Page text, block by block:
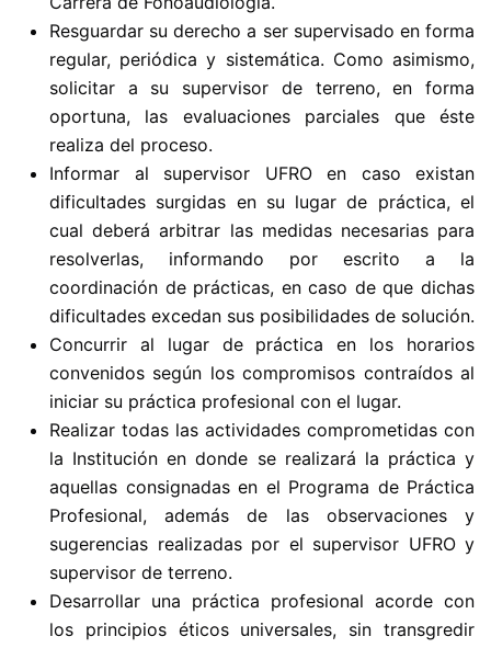
Resguardar su derecho a ser supervisado en forma
regular, periódica y sistemática. Como asimismo,
solicitar a su supervisor de terreno, en forma
oportuna, las evaluaciones parciales que éste
realiza del proceso.
Informar al supervisor UFRO en caso existan
dificultades surgidas en su lugar de práctica, el
cual deberá arbitrar las medidas necesarias para
resolverlas, informando por escrito a la
coordinación de prácticas, en caso de que dichas
dificultades excedan sus posibilidades de solución.
Concurrir al lugar de práctica en los horarios
convenidos según los compromisos contraídos al
iniciar su práctica profesional con el lugar.
Realizar todas las actividades comprometidas con
la Institución en donde se realizará la práctica y
aquellas consignadas en el Programa de Práctica
Profesional, además de las observaciones y
sugerencias realizadas por el supervisor UFRO y
supervisor de terreno.
Desarrollar una práctica profesional acorde con
los principios éticos universales, sin transgredir